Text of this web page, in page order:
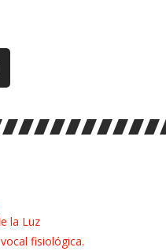
la Luz
fisiológica.